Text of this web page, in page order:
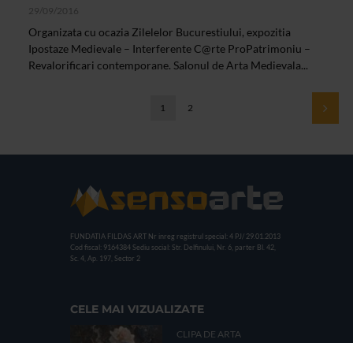
29/09/2016
Organizata cu ocazia Zilelelor Bucurestiului, expozitia
Ipostaze Medievale – Interferente C@rte ProPatrimoniu –
Revalorificari contemporane. Salonul de Arta Medievala...
1 2
FUNDATIA FILDAS ART Nr inreg registrul special: 4 PJ/ 29.01.2013
Cod fiscal: 9164384 Sediu social: Str. Delfinului, Nr. 6, parter Bl. 42,
Sc. 4, Ap. 197, Sector 2
CELE MAI VIZUALIZATE
CLIPA DE ARTA